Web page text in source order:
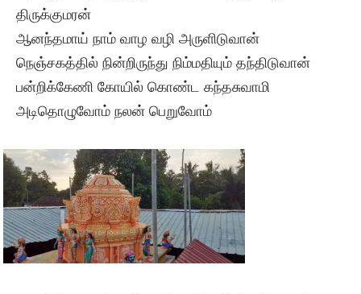
திருக்குமரன்
ஆனந்தமாய் நாம் வாழ வழி அருளிடுவான்
நெஞ்சகத்தில் நின்றிருந்து நிம்மதியும் தந்திடுவான்
பன்றிக்கேணி கோயில் கொண்ட கந்தசுவாமி
அடிதொழுவோம் நலன் பெறுவோம்